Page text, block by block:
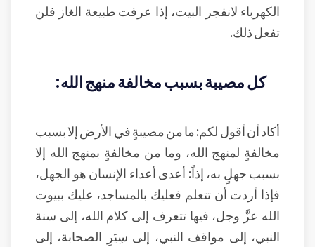
الكهرباء لانفجر البيت، إذا عرفت طبيعة الغاز فلن
تفعل ذلك.
كل مصيبة بسبب مخالفة منهج الله:
أكاد أن أقول لكم: ما من مصيبةٍ في الأرض إلا بسبب
مخالفةٍ لمنهج الله، وما من مخالفةٍ بمنهج الله إلا
بسبب جهلٍ به، إذاً: أعدى أعداء الإنسان هو الجهل،
فإذا أردت أن تتعلم فعليك بالمساجد، عليك ببيوت
الله عزَّ وجل، فيها تتعرف إلى كلام الله، إلى سنة
النبي، إلى مواقف النبي، إلى سِيَرِ الصحابة، إلى